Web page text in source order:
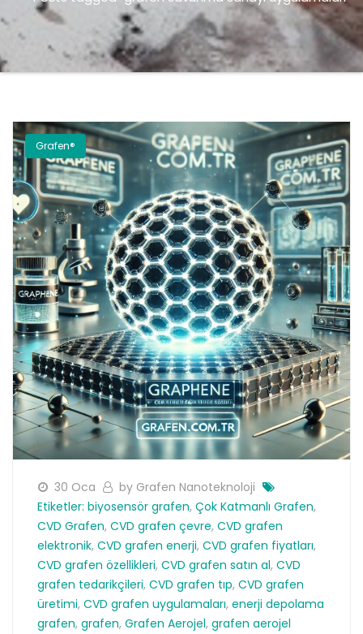
Grafen®
30 Oca
by Grafen Nanoteknoloji
Etiketler: biyosensör grafen, Çok Katmanlı Grafen,
CVD Grafen, CVD grafen çevre, CVD grafen
elektronik, CVD grafen enerji, CVD grafen fiyatları,
CVD grafen özellikleri, CVD grafen satın al, CVD
grafen tedarikçileri, CVD grafen tıp, CVD grafen
üretimi, CVD grafen uygulamaları, enerji depolama
grafen, grafen, Grafen Aerojel, grafen aerojel